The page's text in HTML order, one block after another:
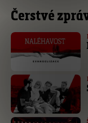
Čerstvé